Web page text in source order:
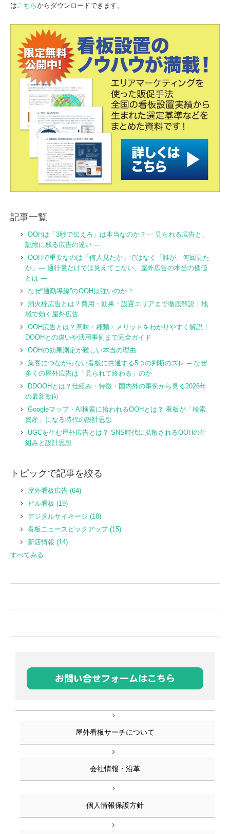
はこちらからダウンロードできます。
記事一覧
OOHは「3秒で伝えろ」は本当なのか？― 見られる広告と、
記憶に残る広告の違い ―
OOHで重要なのは「何人見たか」ではなく「誰が、何回見た
か」― 通行量だけでは見えてこない、屋外広告の本当の価値
とは ―
なぜ“通勤導線”のOOHは強いのか？
消火栓広告とは？費用・効果・設置エリアまで徹底解説｜地
域で効く屋外広告
OOH広告とは？意味・種類・メリットをわかりやすく解説｜
DOOHとの違いや活用事例まで完全ガイド
OOHの効果測定が難しい本当の理由
集客につながらない看板に共通する5つの判断のズレ ─ なぜ
多くの屋外広告は「見られて終わる」のか
DDOOHとは？仕組み・特徴・国内外の事例から見る2026年
の最新動向
Googleマップ・AI検索に拾われるOOHとは？ 看板が「検索
資産」になる時代の設計思想
UGCを生む屋外広告とは？ SNS時代に拡散されるOOHの仕
組みと設計思想
トピックで記事を絞る
屋外看板広告 (64)
ビル看板 (19)
デジタルサイネージ (18)
看板ニュースピックアップ (15)
新店情報 (14)
すべてみる
屋外看板サーチについて
会社情報・沿革
個人情報保護方針